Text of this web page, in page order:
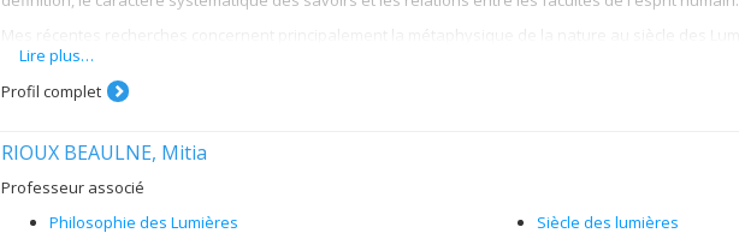
Mes récentes recherches concernent principalement la métaphysique de la nature au siècle des
réorientations de la discipline dans le contexte de l'évolution des sciences modernes.
Lire plus…
Profil complet
RIOUX BEAULNE, Mitia
Professeur associé
Philosophie des Lumières
Siècle des lumières